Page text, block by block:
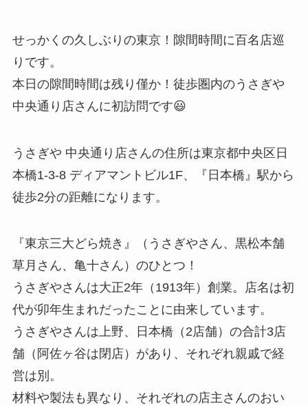
せっかくの久しぶりの東京！隙間時間に百名店巡
りです。
本日の隙間時間は残り僅か！徒歩圏内のうさぎや
中央通り店さんに初訪問です😃
うさぎや 中央通り店さんの住所は東京都中央区日
本橋1-3-8 ディアマントビル1F、『日本橋』駅から
徒歩2分の距離になります。
『東京三大どら焼き』（うさぎやさん、黒松本舗
草月さん、亀十さん）のひとつ！
うさぎやさんは大正2年（1913年）創業。店名は初
代が卯年生まれだったことに由来しています。
うさぎやさんは上野、日本橋（2店舗）の合計3店
舗（阿佐ヶ谷は閉店）があり、それぞれ親戚で経
営は別。
材料や製法も異なり、それぞれの店主さんのおい